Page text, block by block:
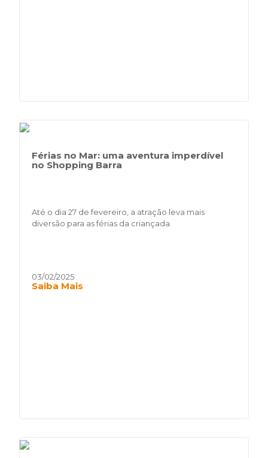
Férias no Mar: uma aventura imperdível
no Shopping Barra
Até o dia 27 de fevereiro, a atração leva mais
diversão para as férias da criançada
03/02/2025
Saiba Mais